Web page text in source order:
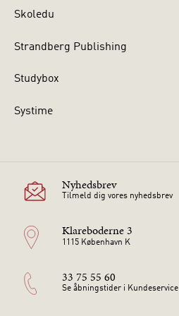
Skoledu
Strandberg Publishing
Studybox
Systime
Nyhedsbrev
Tilmeld dig vores nyhedsbrev
Klareboderne 3
1115 København K
33 75 55 60
Se åbningstider i Kundeservice